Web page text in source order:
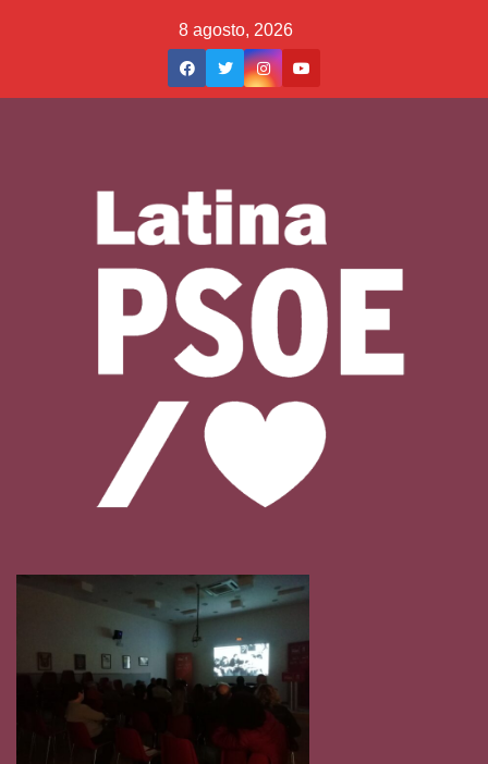
8 agosto, 2026